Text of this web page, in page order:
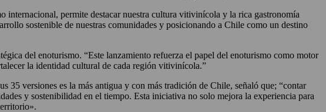
internacional, permite destacar nuestra cultura vitivinícola y la rica gastronomía
sostenible de nuestras comunidades y posicionando a Chile como un destino
del enoturismo. “Este lanzamiento refuerza el papel del enoturismo como motor
la identidad cultural de cada región vitivinícola.”
35 versiones es la más antigua y con más tradición de Chile, señaló que; “contar
y sostenibilidad en el tiempo. Esta iniciativa no solo mejora la experiencia para